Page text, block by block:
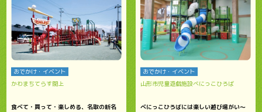
おでかけ・イベント
かわまちてらす閖上
食べて・買って・楽しめる、名取の新名
おでかけ・イベント
山形市児童遊戯施設べにっこひろば
べにっこひろばには楽しい遊び場がい～